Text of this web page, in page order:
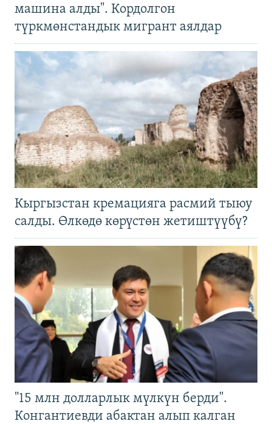
машина алды". Кордолгон
түркмөнстандык мигрант аялдар
Кыргызстан кремацияга расмий тыюу
салды. Өлкөдө көрүстөн жетиштүүбү?
"15 млн долларлык мүлкүн берди".
Конгантиевди абактан алып калган